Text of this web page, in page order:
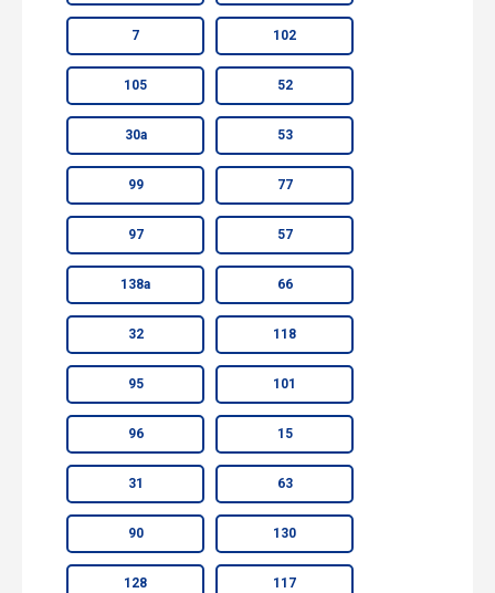
7 102
105 52
30а 53
99 77
97 57
138а 66
32 118
95 101
96 15
31 63
90 130
128 117